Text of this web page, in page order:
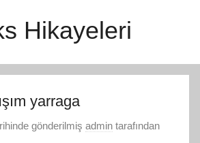
Hikayeleri
yarraga
gönderilmiş admin tarafından